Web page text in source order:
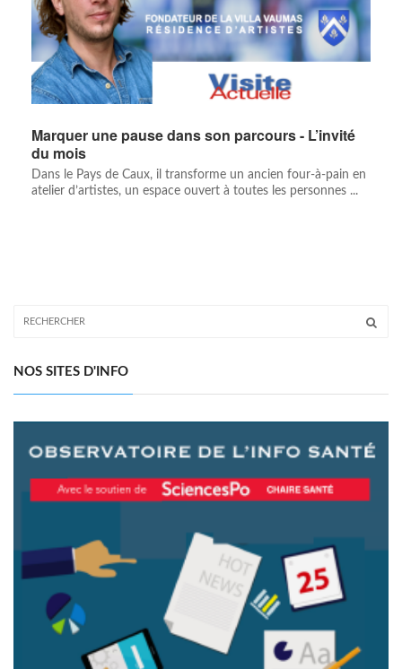
Marquer une pause dans son parcours - L’invité
du mois
Dans le Pays de Caux, il transforme un ancien four-à-pain en
atelier d’artistes, un espace ouvert à toutes les personnes ...
NOS SITES D'INFO